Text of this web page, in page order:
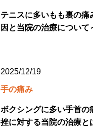
テニスに多いもも裏の
因と当院の治療について
2025/12/19
手の痛み
ボクシングに多い手首
挫に対する当院の治療と